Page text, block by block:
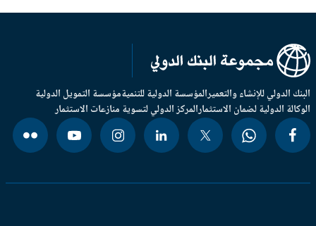
الدولي للإنشاء والتعميرالمؤسسة الدولية للتنميةمؤسسة التمويل الدولية
الدولية لضمان الاستثمارالمركز الدولي لتسوية منازعات الاستثمار